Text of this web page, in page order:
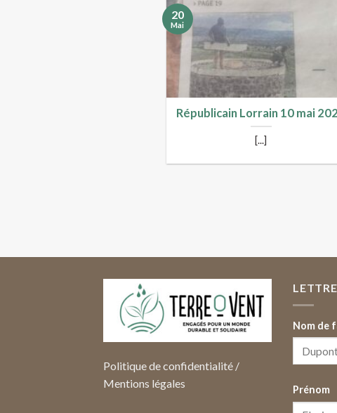
Républicain Lorrain 10 mai
[...]
20
Mai
Politique de confidentialité /
Mentions légales
Nom de
Prénom